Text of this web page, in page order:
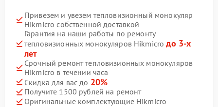
Привезем и увезем тепловизионный монокуляр
Hikmicro собственной доставкой
Гарантия на наши работы по ремонту
тепловизионных монокуляров Hikmicroдо 3-х
лет
Срочный ремонт тепловизионных монокуляров
Hikmicro в течении часа
Скидка для вас до 20%
Получите 1500 рублей на ремонт
Оригинальные комплектующие Hikmicro